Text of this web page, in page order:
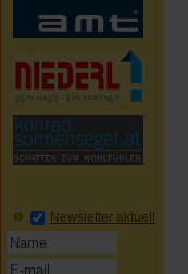
Newsletter aktuell